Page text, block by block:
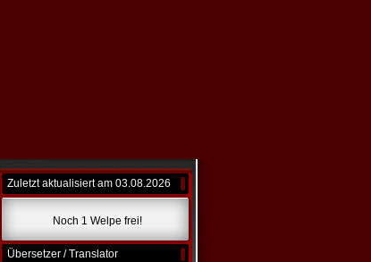
Zuletzt aktualisiert am 03.08.2026
Noch 1 Welpe frei!
Übersetzer / Translator